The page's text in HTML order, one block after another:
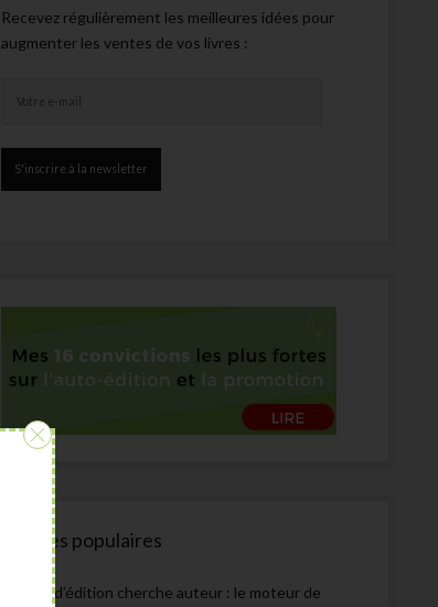
Recevez régulièrement les meilleures idées pour
augmenter les ventes de vos livres :
Articles populaires
Maison d’édition cherche auteur : le moteur de